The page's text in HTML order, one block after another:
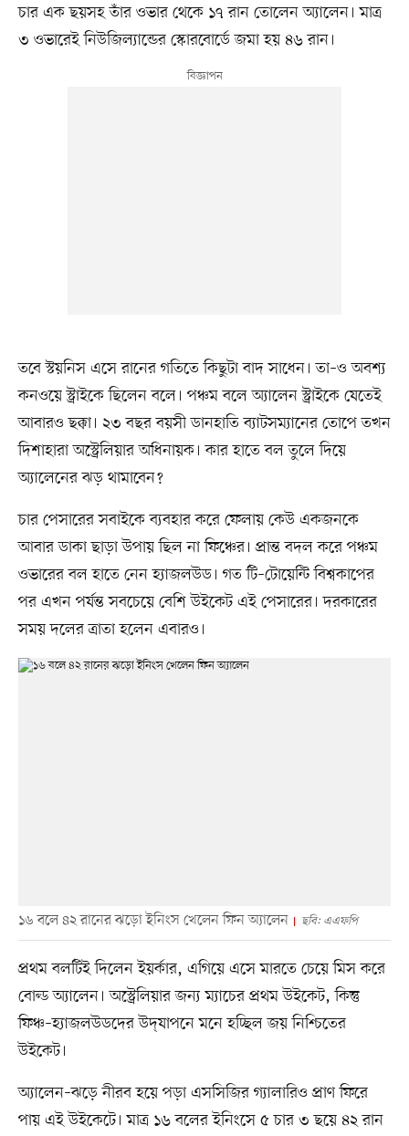
চার এক ছয়সহ তাঁর ওভার থেকে ১৭ রান তোলেন অ্যালেন। মাত্র
৩ ওভারেই নিউজিল্যান্ডের স্কোরবোর্ডে জমা হয় ৪৬ রান।
তবে স্টয়নিস এসে রানের গতিতে কিছুটা বাদ সাধেন। তা–ও অবশ্য
কনওয়ে স্ট্রাইকে ছিলেন বলে। পঞ্চম বলে অ্যালেন স্ট্রাইকে যেতেই
আবারও ছক্কা। ২৩ বছর বয়সী ডানহাতি ব্যাটসম্যানের তোপে তখন
দিশাহারা অস্ট্রেলিয়ার অধিনায়ক। কার হাতে বল তুলে দিয়ে
অ্যালেনের ঝড় থামাবেন?
চার পেসারের সবাইকে ব্যবহার করে ফেলায় কেউ একজনকে
আবার ডাকা ছাড়া উপায় ছিল না ফিঞ্চের। প্রান্ত বদল করে পঞ্চম
ওভারের বল হাতে নেন হ্যাজলউড। গত টি–টোয়েন্টি বিশ্বকাপের
পর এখন পর্যন্ত সবচেয়ে বেশি উইকেট এই পেসারের। দরকারের
সময় দলের ত্রাতা হলেন এবারও।
১৬ বলে ৪২ রানের ঝড়ো ইনিংস খেলেন ফিন অ্যালেন ছবি: এএফপি
প্রথম বলটিই দিলেন ইয়র্কার, এগিয়ে এসে মারতে চেয়ে মিস করে
বোল্ড অ্যালেন। অস্ট্রেলিয়ার জন্য ম্যাচের প্রথম উইকেট, কিন্তু
ফিঞ্চ–হ্যাজলউডদের উদ্‌যাপনে মনে হচ্ছিল জয় নিশ্চিতের
উইকেট।
অ্যালেন–ঝড়ে নীরব হয়ে পড়া এসসিজির গ্যালারিও প্রাণ ফিরে
পায় এই উইকেটে। মাত্র ১৬ বলের ইনিংসে ৫ চার ৩ ছয়ে ৪২ রান